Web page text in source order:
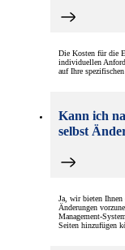
Die Kosten für die
individuellen
auf Ihre
Kann ich
selbst
Ja, wir bieten
Änderungen
Management-
Seiten hinzufügen